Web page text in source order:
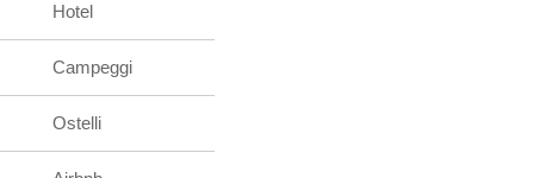
Hotel
Campeggi
Ostelli